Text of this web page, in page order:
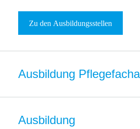
Zu den Ausbildungsstellen
Ausbildung
Ausbildung